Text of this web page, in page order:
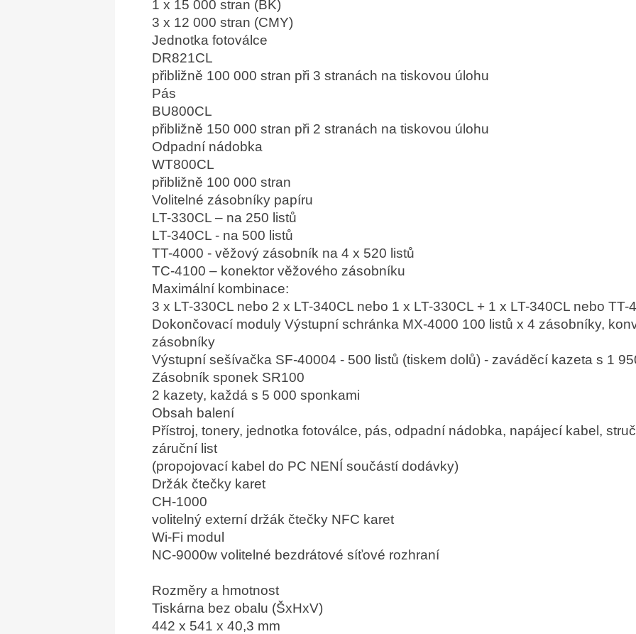
1 x 15 000 stran (BK)
3 x 12 000 stran (CMY)
Jednotka fotoválce
DR821CL
přibližně 100 000 stran při 3 stranách na tiskovou úlohu
Pás
BU800CL
přibližně 150 000 stran při 2 stranách na tiskovou úlohu
Odpadní nádobka
WT800CL
přibližně 100 000 stran
Volitelné zásobníky papíru
LT-330CL – na 250 listů
LT-340CL - na 500 listů
TT-4000 - věžový zásobník na 4 x 520 listů
TC-4100 – konektor věžového zásobníku
Maximální kombinace:
3 x LT-330CL nebo 2 x LT-340CL nebo 1 x LT-330CL + 1 x LT-340CL nebo TT-
Dokončovací moduly Výstupní schránka MX-4000 100 listů x 4 zásobníky,
zásobníky
Výstupní sešívačka SF-40004 - 500 listů (tiskem dolů) - zaváděcí kazeta s 1
Zásobník sponek SR100
2 kazety, každá s 5 000 sponkami
Obsah balení
Přístroj, tonery, jednotka fotoválce, pás, odpadní nádobka, napájecí kabel,
záruční list
(propojovací kabel do PC NENÍ součástí dodávky)
Držák čtečky karet
CH-1000
volitelný externí držák čtečky NFC karet
Wi-Fi modul
NC-9000w volitelné bezdrátové síťové rozhraní
Rozměry a hmotnost
Tiskárna bez obalu (ŠxHxV)
442 x 541 x 40,3 mm